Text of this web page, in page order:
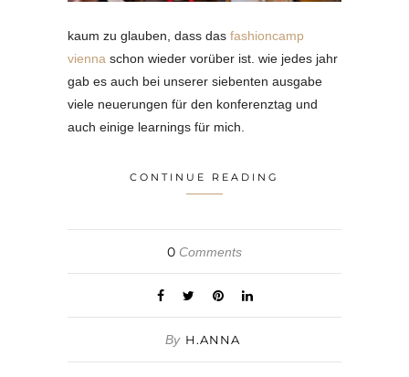
kaum zu glauben, dass das fashioncamp
vienna schon wieder vorüber ist. wie jedes jahr
gab es auch bei unserer siebenten ausgabe
viele neuerungen für den konferenztag und
auch einige learnings für mich.
CONTINUE READING
0 Comments
By H.ANNA